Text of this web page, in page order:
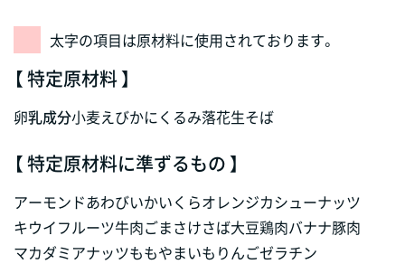
太字の項目は原材料に使用されております。
【 特定原材料 】
卵乳成分小麦えびかにくるみ落花生そば
【 特定原材料に準ずるもの 】
アーモンドあわびいかいくらオレンジカシューナッツ
キウイフルーツ牛肉ごまさけさば大豆鶏肉バナナ豚肉
マカダミアナッツももやまいも りんごゼラチン